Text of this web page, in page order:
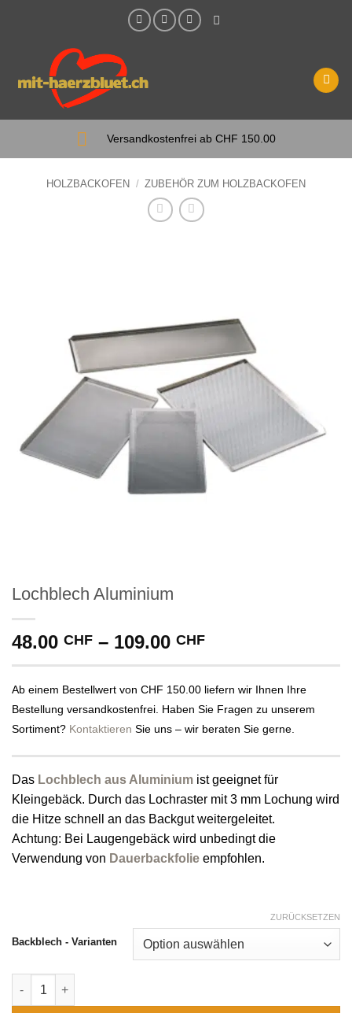
Versandkostenfrei ab CHF 150.00
HOLZBACKOFEN / ZUBEHÖR ZUM HOLZBACKOFEN
Lochblech Aluminium
48.00 CHF – 109.00 CHFPreisspanne:
48.00 CHF
109.00 CHF
Ab einem Bestellwert von CHF 150.00 liefern wir Ihnen Ihre
Bestellung versandkostenfrei. Haben Sie Fragen zu unserem
Sortiment? Kontaktieren Sie uns – wir beraten Sie gerne.
Das Lochblech aus Aluminium ist geeignet für
Kleingebäck. Durch das Lochraster mit 3 mm Lochung wird
die Hitze schnell an das Backgut weitergeleitet.
Achtung: Bei Laugengebäck wird unbedingt die
Verwendung von Dauerbackfolie empfohlen.
Backblech - Varianten
ZURÜCKSETZEN
Lochblech Aluminium Menge